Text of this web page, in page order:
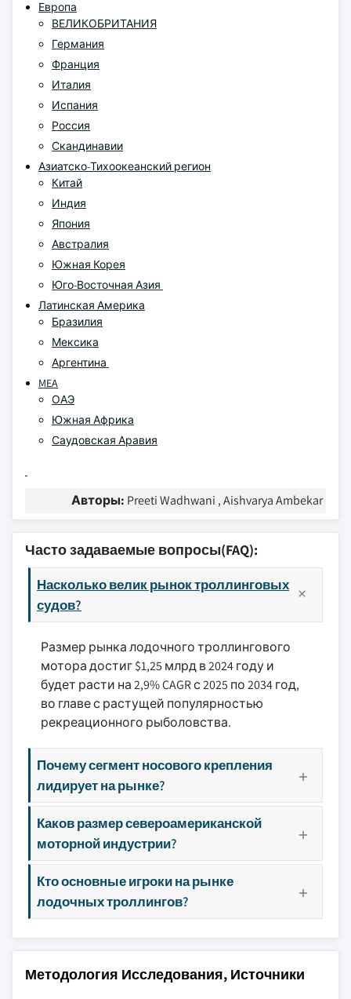
Европа
ВЕЛИКОБРИТАНИЯ
Германия
Франция
Италия
Испания
Россия
Скандинавии
Азиатско-Тихоокеанский регион
Китай
Индия
Япония
Австралия
Южная Корея
Юго-Восточная Азия
Латинская Америка
Бразилия
Мексика
Аргентина
MEA
ОАЭ
Южная Африка
Саудовская Аравия
Авторы: Preeti Wadhwani , Aishvarya Ambekar
Часто задаваемые вопросы(FAQ):
Насколько велик рынок троллинговых
судов?
Размер рынка лодочного троллингового
мотора достиг $1,25 млрд в 2024 году и
будет расти на 2,9% CAGR с 2025 по 2034 год,
во главе с растущей популярностью
рекреационного рыболовства.
Почему сегмент носового крепления
лидирует на рынке?
Каков размер североамериканской
моторной индустрии?
Кто основные игроки на рынке
лодочных троллингов?
Методология Исследования, Источники